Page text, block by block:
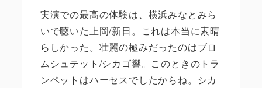
実演での最高の体験は、横浜みなとみら
いで聴いた上岡/新日。これは本当に素晴
らしかった。壮麗の極みだったのはブロ
ムシュテット /シカゴ響。このときのトラ
ンペットはハーセスでしたからね。シカ